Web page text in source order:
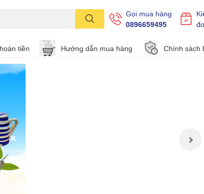
Gọi mua hàng
0896659495
tiền Hướng dẫn mua hàng Chính sách